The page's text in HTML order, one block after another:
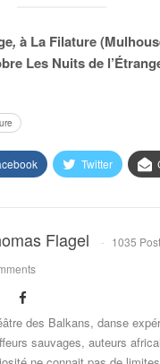
, à La Filature
Les Nuits de
Twitter
Flagel 1035
des Balkans, danse
sauvages, auteurs